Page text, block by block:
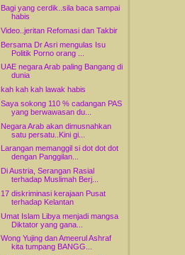
Bagi yang cerdik..sila baca sampai
habis
Video..jeritan Refomasi dan Takbir
Bersama Dr Asri mengulas Isu
Politik Porno orang ...
UAE negara Arab paling Bangang di
dunia
kah kah kah lawak habis
Saya sokong 110 % cadangan PAS
yang berwawasan du...
Negara Arab akan dimusnahkan
satu persatu..Kini gi...
Larangan memanggil si dot dot dot
dengan Panggilan...
Di Austria, Serangan Rasial
terhadap Muslimah Berj...
17 diskriminasi kerajaan Pusat
terhadap Kelantan
Umat Islam Libya menjadi mangsa
Diktator yang gana...
Wong Yujing dan Ameerul Ashraf
kita tumpang BANGG...